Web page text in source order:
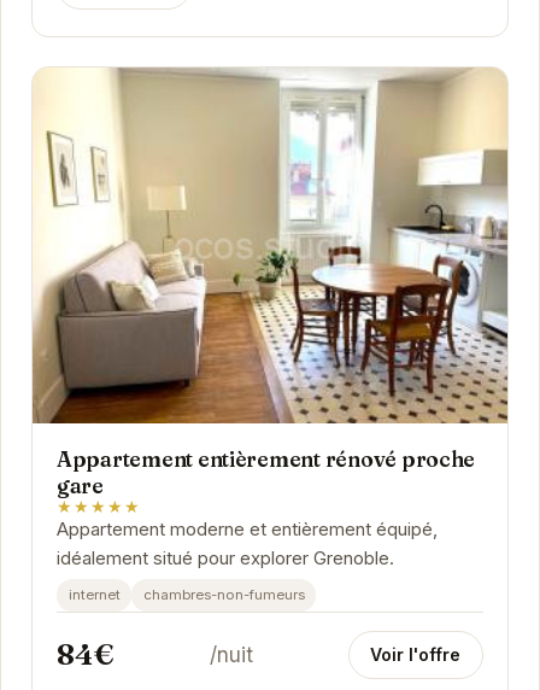
Appartement entièrement rénové proche
gare
★★★★★
Appartement moderne et entièrement équipé,
idéalement situé pour explorer Grenoble.
internet chambres-non-fumeurs
84€ /nuit Voir l'offre